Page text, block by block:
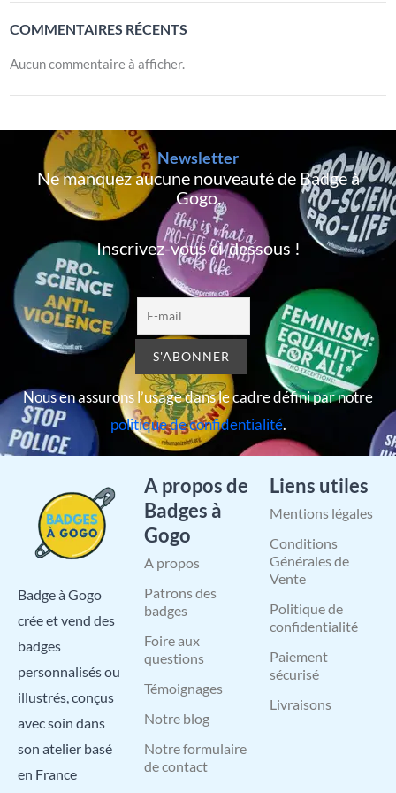
COMMENTAIRES RÉCENTS
Aucun commentaire à afficher.
Newsletter
Ne manquez aucune nouveauté de Badge à
Gogo,
Inscrivez-vous ci-dessous !
Nous en assurons l’usage dans le cadre défini par notre
politique de confidentialité.
Badge à Gogo
crée et vend des
badges
personnalisés ou
illustrés, conçus
avec soin dans
son atelier basé
en France
A propos de
Badges à
Gogo
A propos
Patrons des
badges
Foire aux
questions
Témoignages
Notre blog
Notre formulaire
de contact
Liens utiles
Mentions légales
Conditions
Générales de
Vente
Politique de
confidentialité
Paiement
sécurisé
Livraisons